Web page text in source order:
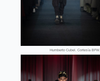
Humberto Cubel. Cortesía BFW.